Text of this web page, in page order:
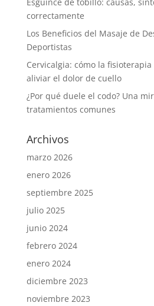
correctamente
Los Beneficios del Masaje de
Deportistas
Cervicalgia: cómo la
aliviar el dolor de cuello
¿Por qué duele el codo? Una
tratamientos comunes
Archivos
marzo 2026
enero 2026
septiembre 2025
julio 2025
junio 2024
febrero 2024
enero 2024
diciembre 2023
noviembre 2023